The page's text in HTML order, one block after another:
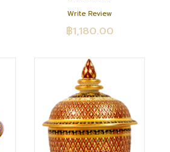
Write Review
฿1,180.00